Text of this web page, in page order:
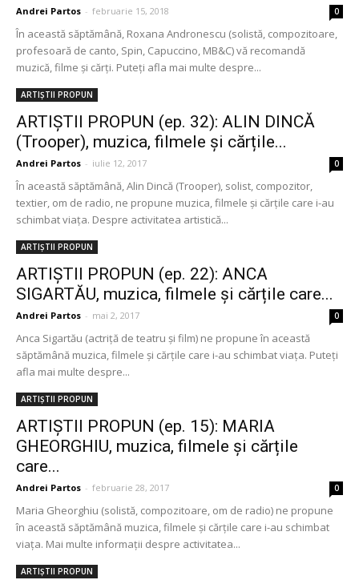
Andrei Partos - februarie 15, 2018 0
În această săptămână, Roxana Andronescu (solistă, compozitoare,
profesoară de canto, Spin, Capuccino, MB&C) vă recomandă
muzică, filme și cărți. Puteți afla mai multe despre...
ARTIȘTII PROPUN
ARTIȘTII PROPUN (ep. 32): ALIN DINCĂ
(Trooper), muzica, filmele și cărțile...
Andrei Partos - iulie 12, 2017 0
În această săptămână, Alin Dincă (Trooper), solist, compozitor,
textier, om de radio, ne propune muzica, filmele și cărțile care i-au
schimbat viața. Despre activitatea artistică...
ARTIȘTII PROPUN
ARTIȘTII PROPUN (ep. 22): ANCA
SIGARTĂU, muzica, filmele și cărțile care...
Andrei Partos - mai 2, 2017 0
Anca Sigartău (actriță de teatru și film) ne propune în această
săptămână muzica, filmele și cărțile care i-au schimbat viața. Puteți
afla mai multe despre...
ARTIȘTII PROPUN
ARTIȘTII PROPUN (ep. 15): MARIA
GHEORGHIU, muzica, filmele și cărțile
care...
Andrei Partos - februarie 28, 2017 0
Maria Gheorghiu (solistă, compozitoare, om de radio) ne propune
în această săptămână muzica, filmele și cărțile care i-au schimbat
viața. Mai multe informații despre activitatea...
ARTIȘTII PROPUN